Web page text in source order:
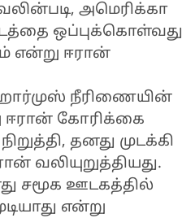
அமெரிக்கா
ஒப்புக்கொள்வது
என்று ஈரான்
நீரிணையின்
ஈரான் கோரிக்கை
தனது முடக்கி
வலியுறுத்தியது.
சமூக ஊடகத்தில்
என்று